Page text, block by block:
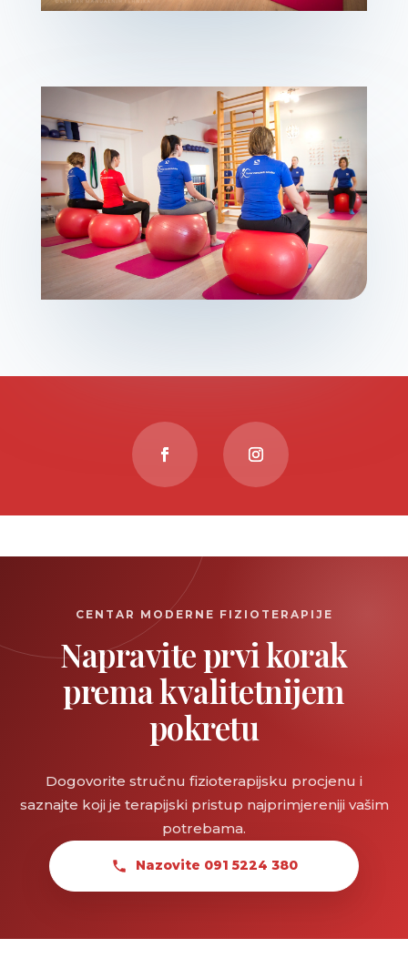
CENTAR MODERNE FIZIOTERAPIJE
Napravite prvi korak
prema kvalitetnijem
pokretu
Dogovorite stručnu fizioterapijsku procjenu i
saznajte koji je terapijski pristup najprimjereniji vašim
potrebama.
Nazovite 091 5224 380